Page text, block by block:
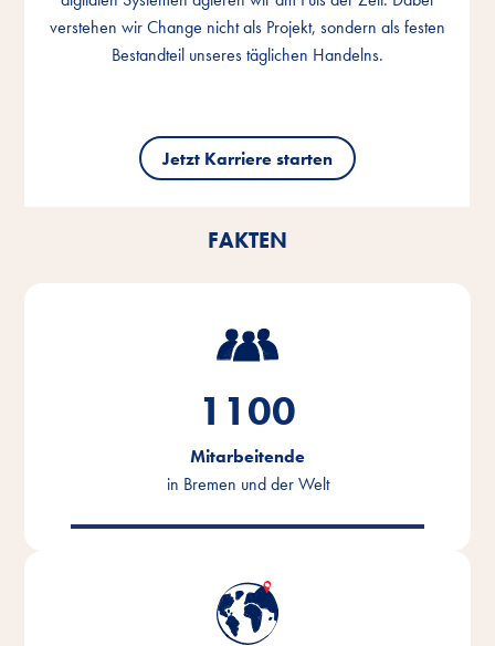
verstehen wir Change nicht als Projekt, sondern als festen
Bestandteil unseres täglichen Handelns.
Jetzt Karriere starten
verstehen wir Change nicht als Projekt, sondern als festen
Bestandteil unseres täglichen Handelns.
Jetzt Karriere starten
verstehen wir Change nicht als Projekt, sondern als festen
Bestandteil unseres täglichen Handelns.
Jetzt Karriere starten
FAKTEN
1100
Mitarbeitende
in Bremen und der Welt